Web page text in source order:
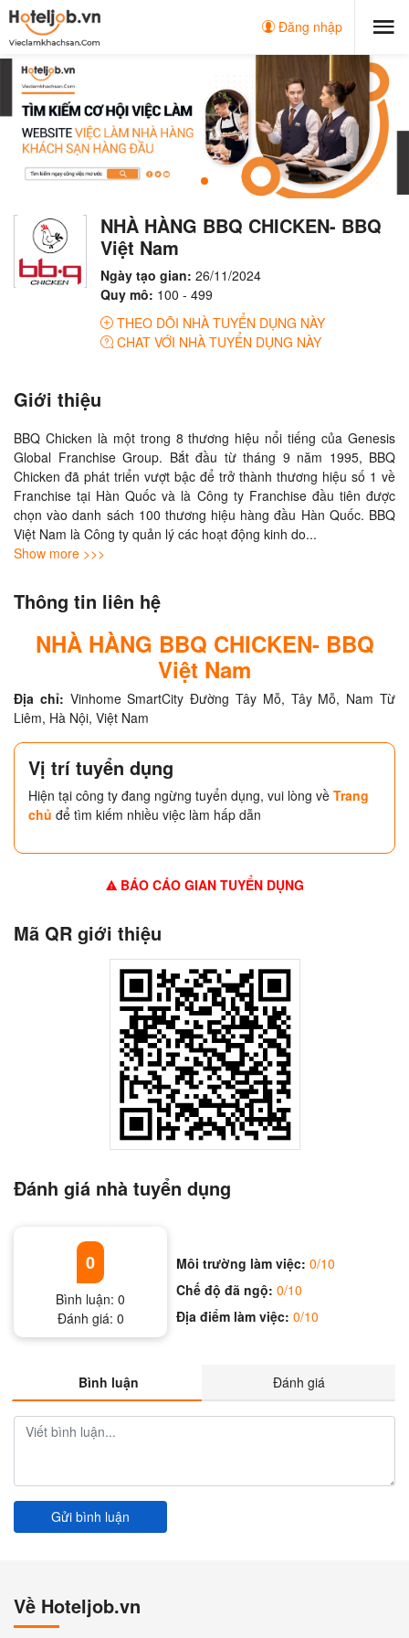
Đăng nhập
NHÀ HÀNG BBQ CHICKEN- BBQ
Việt Nam
Ngày tạo gian: 26/11/2024
Quy mô: 100 - 499
THEO DÕI NHÀ TUYỂN DỤNG NÀY
CHAT VỚI NHÀ TUYỂN DỤNG NÀY
Giới thiệu
BBQ Chicken là một trong 8 thương hiệu nổi tiếng của Genesis
Global Franchise Group. Bắt đầu từ tháng 9 năm 1995, BBQ
Chicken đã phát triển vượt bậc để trở thành thương hiệu số 1 về
Franchise tại Hàn Quốc và là Công ty Franchise đầu tiên được
chọn vào danh sách 100 thương hiệu hàng đầu Hàn Quốc. BBQ
Việt Nam là Công ty quản lý các hoạt động kinh do...
Show more >>>
Thông tin liên hệ
NHÀ HÀNG BBQ CHICKEN- BBQ
Việt Nam
Địa chỉ: Vinhome SmartCity Đường Tây Mỗ, Tây Mỗ, Nam Từ
Liêm, Hà Nội, Việt Nam
Vị trí tuyển dụng
Hiện tại công ty đang ngừng tuyển dụng, vui lòng về Trang
chủ để tìm kiếm nhiều việc làm hấp dẫn
BÁO CÁO GIAN TUYỂN DỤNG
Mã QR giới thiệu
Đánh giá nhà tuyển dụng
0
Bình luận:0
Đánh giá: 0
Môi trường làm việc:0/10
Chế độ đã ngộ:0/10
Địa điểm làm việc:0/10
Bình luận Đánh giá
Gửi bình luận
Về Hoteljob.vn